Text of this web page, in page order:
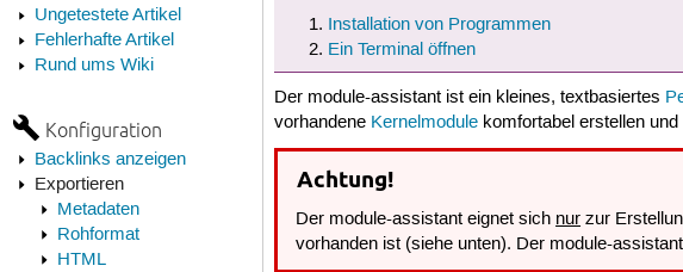
Ungetestete Artikel
Fehlerhafte Artikel
Rund ums Wiki
Konfiguration
Backlinks anzeigen
Exportieren
Metadaten
Rohformat
HTML
Installation von Programmen
Ein Terminal öffnen
Der module-assistant ist ein kleines, textbasiertes
vorhandene Kernelmodule komfortabel erstellen
Achtung!
Der module-assistant eignet sich nur zur
vorhanden ist (siehe unten). Der module-